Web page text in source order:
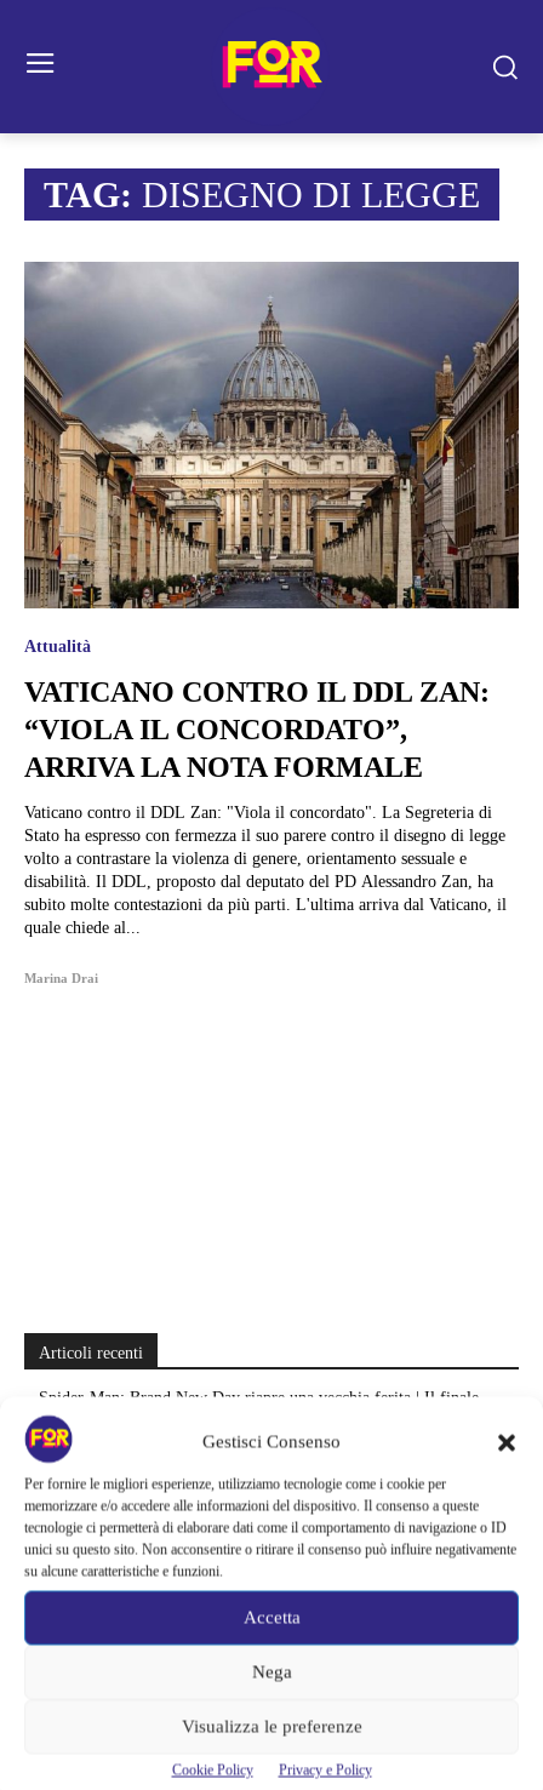
Gestisci Consenso
Per fornire le migliori esperienze, utilizziamo tecnologie come i cookie per
memorizzare e/o accedere alle informazioni del dispositivo. Il consenso a queste
tecnologie ci permetterà di elaborare dati come il comportamento di navigazione o ID
unici su questo sito. Non acconsentire o ritirare il consenso può influire negativamente
su alcune caratteristiche e funzioni.
Accetta
Nega
Visualizza le preferenze
Cookie Policy Privacy e Policy
TAG: DISEGNO DI LEGGE
Attualità
VATICANO CONTRO IL DDL ZAN:
“VIOLA IL CONCORDATO”,
ARRIVA LA NOTA FORMALE
Vaticano contro il DDL Zan: "Viola il concordato". La Segreteria di
Stato ha espresso con fermezza il suo parere contro il disegno di legge
volto a contrastare la violenza di genere, orientamento sessuale e
disabilità. Il DDL, proposto dal deputato del PD Alessandro Zan, ha
subito molte contestazioni da più parti. L'ultima arriva dal Vaticano, il
quale chiede al...
Marina Drai
Articoli recenti
Spider-Man: Brand New Day riapre una vecchia ferita | Il finale
alimenta una nuova teoria: il dettaglio che coinvolge i due più amati
Barbie 2 rischia di saltare | Warner Bros. ha pochi mesi per trovare un
accordo: il dubbio che divide Hollywood
La bocca del diavolo arriva su Prime Video, squali e claustrofobia nel
nuovo survival horror: una vacanza diventa una trappola
La paura dell’altezza torna al cinema | Il sequel di Fall cambia
scenario: una nuova sfida senza via di fuga
progetto è in sviluppo: cosa resta dell’esperimento
Netflix saluta 16 titoli ad agosto 2026 | 3 serie e 13 film lasciano il